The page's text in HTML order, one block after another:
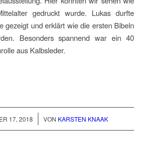
gedruckt wurde. Lukas durfte
gezeigt und erklärt wie die ersten Bibeln
Besonders spannend war ein 40
aus Kalbsleder.
17, 2018
/ VON KARSTEN KNAAK